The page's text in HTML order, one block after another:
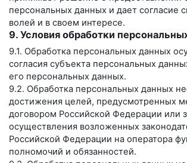
персональных данных и дает согласие
волей и в своем интересе.
9. Условия обработки
9.1. Обработка персональных данных
согласия субъекта персональных
его персональных данных.
9.2. Обработка персональных данных
достижения целей, предусмотренных
договором Российской Федерации или
осуществления возложенных
Российской Федерации на оператора
полномочий и обязанностей.